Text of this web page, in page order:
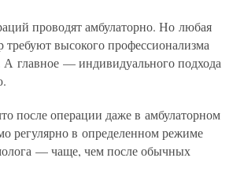
проводят амбулаторно. Но любая
требуют высокого профессионализма
А главное — индивидуального подхода
после операции даже в амбулаторном
регулярно в определенном режиме
— чаще, чем после обычных